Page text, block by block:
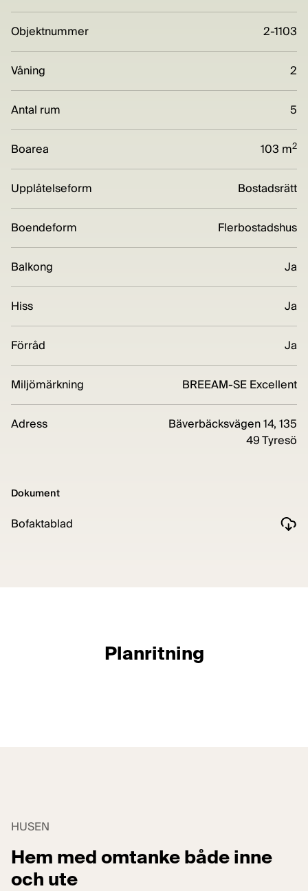
Objektnummer 2-1103
Våning 2
Antal rum 5
Boarea 103 m2
Upplåtelseform Bostadsrätt
Boendeform Flerbostadshus
Balkong Ja
Hiss Ja
Förråd Ja
Miljömärkning BREEAM-SE Excellent
Adress
Bäverbäcksvägen 14, 135
49 Tyresö
Dokument
Bofaktablad
Planritning
HUSEN
Hem med omtanke både inne
och ute